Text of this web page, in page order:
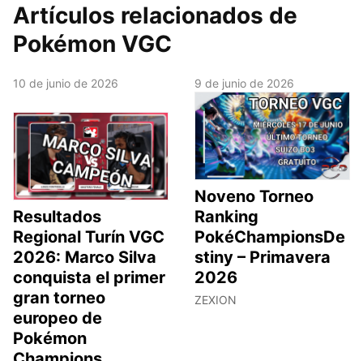
Artículos relacionados de
Pokémon VGC
10 de junio de 2026
Resultados
Regional Turín VGC
2026: Marco Silva
conquista el primer
gran torneo
europeo de
Pokémon
9 de junio de 2026
Noveno Torneo
Ranking
PokéChampionsDe
stiny – Primavera
2026
ZEXION